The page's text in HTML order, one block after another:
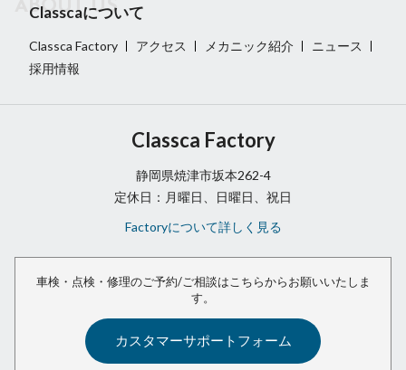
Classcaについて
Classca Factory アクセス メカニック紹介
ニュース
採用情報
Classca Factory
静岡県焼津市坂本262-4
定休日：月曜日、日曜日、祝日
Factoryについて詳しく見る
車検・点検・修理のご予約/ご相談は こちらからお願いいたしま
す。
カスタマーサポートフォーム